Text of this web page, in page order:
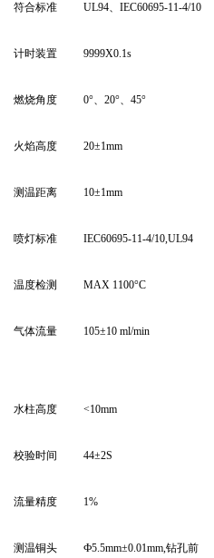
符合标准 UL94、IEC60695-11-4/10
计时装置 9999X0.1s
燃烧角度 0°、20°、45°
火焰高度 20±1mm
测温距离 10±1mm
喷灯标准 IEC60695-11-4/10,UL94
温度检测 MAX 1100°C
气体流量 105±10 ml/min
水柱高度 <10mm
校验时间 44±2S
流量精度 1%
测温铜头 Ф5.5mm±0.01mm,钻孔前